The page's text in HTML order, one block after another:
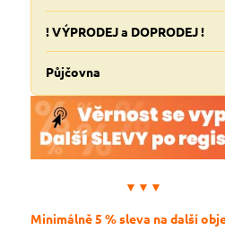
! VÝPRODEJ a DOPRODEJ !
Půjčovna
▼▼▼
Minimálně 5 % sleva na další